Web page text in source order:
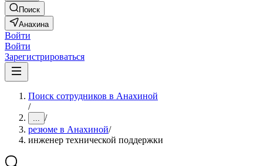
Поиск
Анахина
Войти
Войти
Зарегистрироваться
Поиск сотрудников в Анахиной
/
... /
резюме в Анахиной/
инженер технической поддержки